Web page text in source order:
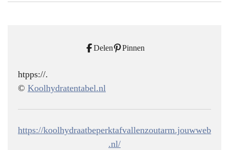
Delen Pinnen
htpps://.
© Koolhydratentabel.nl
https://koolhydraatbeperktafvallenzoutarm.jouwweb
.nl/